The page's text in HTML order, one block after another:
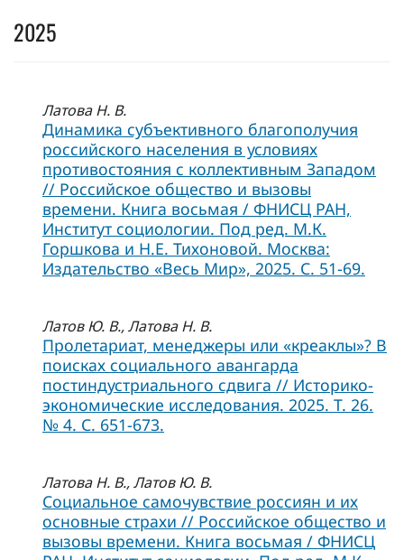
2025
Латова Н. В.
Динамика субъективного благополучия
российского населения в условиях
противостояния с коллективным Западом
// Российское общество и вызовы
времени. Книга восьмая / ФНИСЦ РАН,
Институт социологии. Под ред. М.К.
Горшкова и Н.Е. Тихоновой. Москва:
Издательство «Весь Мир», 2025. C. 51-69.
Латов Ю. В., Латова Н. В.
Пролетариат, менеджеры или «креаклы»? В
поисках социального авангарда
постиндустриального сдвига // Историко-
экономические исследования. 2025. Т. 26.
№ 4. С. 651-673.
Латова Н. В., Латов Ю. В.
Социальное самочувствие россиян и их
основные страхи // Российское общество и
вызовы времени. Книга восьмая / ФНИСЦ